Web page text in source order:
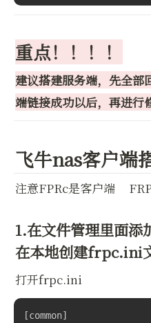
重点！！！！
建议搭建服务端，先全部
端链接成功以后，再进行
飞牛nas客户端
注意FPRc是客户端
1.在文件管理里面
在本地创建frpc.ini
打开frpc.ini
[common]